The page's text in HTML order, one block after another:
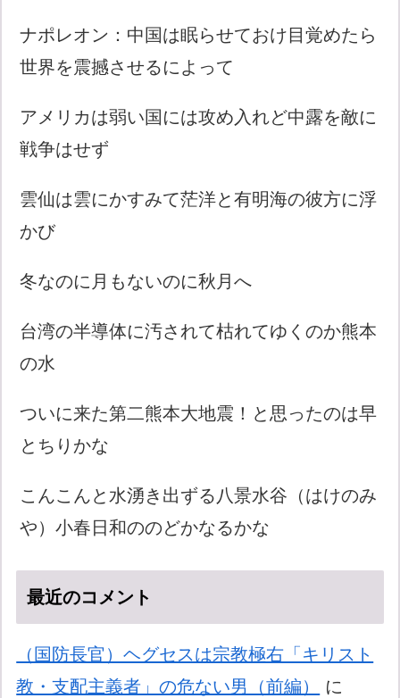
ナポレオン：中国は眠らせておけ目覚めたら
世界を震撼させるによって
アメリカは弱い国には攻め入れど中露を敵に
戦争はせず
雲仙は雲にかすみて茫洋と有明海の彼方に浮
かび
冬なのに月もないのに秋月へ
台湾の半導体に汚されて枯れてゆくのか熊本
の水
ついに来た第二熊本大地震！と思ったのは早
とちりかな
こんこんと水湧き出ずる八景水谷（はけのみ
や）小春日和ののどかなるかな
最近のコメント
（国防長官）ヘグセスは宗教極右「キリスト
教・支配主義者」の危ない男（前編）
に